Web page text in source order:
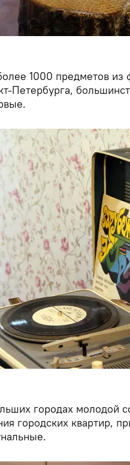
1000 предметов из
Петербурга,
городах молодой
городских квартир,